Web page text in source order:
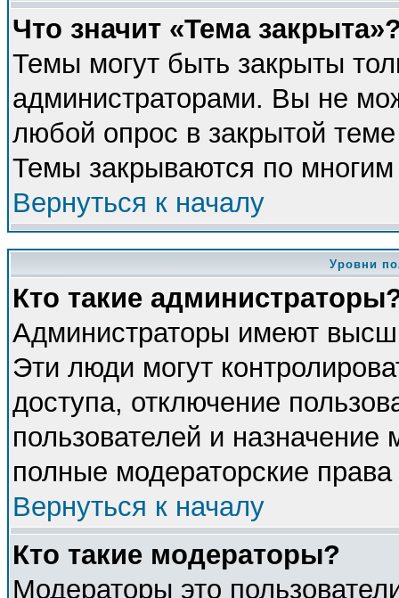
Что значит «Тема
Темы могут быть закрыты
администраторами. Вы не
любой опрос в закрытой
Темы закрываются по
Вернуться к началу
Уровни
Кто такие
Администраторы имеют
Эти люди могут
доступа, отключение
пользователей и
полные модераторские
Вернуться к началу
Кто такие модераторы?
Модераторы это